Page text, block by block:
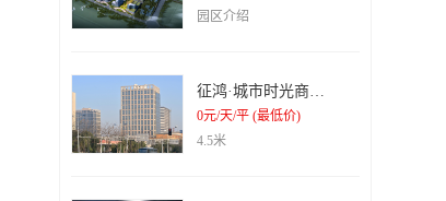
园区介绍
征鸿·城市时光商务办公楼
0元/天/平 (最低价)
4.5米